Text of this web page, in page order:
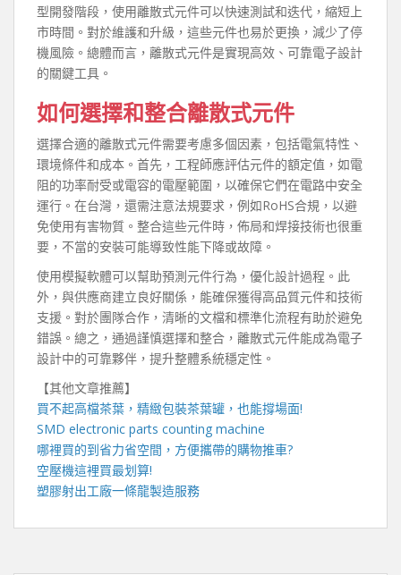
型開發階段，使用離散式元件可以快速測試和迭代，縮短上
市時間。對於維護和升級，這些元件也易於更換，減少了停
機風險。總體而言，離散式元件是實現高效、可靠電子設計
的關鍵工具。
如何選擇和整合離散式元件
選擇合適的離散式元件需要考慮多個因素，包括電氣特性、
環境條件和成本。首先，工程師應評估元件的額定值，如電
阻的功率耐受或電容的電壓範圍，以確保它們在電路中安全
運行。在台灣，還需注意法規要求，例如RoHS合規，以避
免使用有害物質。整合這些元件時，佈局和焊接技術也很重
要，不當的安裝可能導致性能下降或故障。
使用模擬軟體可以幫助預測元件行為，優化設計過程。此
外，與供應商建立良好關係，能確保獲得高品質元件和技術
支援。對於團隊合作，清晰的文檔和標準化流程有助於避免
錯誤。總之，通過謹慎選擇和整合，離散式元件能成為電子
設計中的可靠夥伴，提升整體系統穩定性。
【其他文章推薦】
買不起高檔茶葉，精緻包裝茶葉罐 ，也能撐場面!
SMD electronic parts counting machine
哪裡買的到省力省空間，方便攜帶的購物推車?
空壓機這裡買最划算!
塑膠射出工廠一條龍製造服務